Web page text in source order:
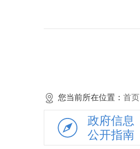
您当前所在位置： 首页
政府信息
公开指南